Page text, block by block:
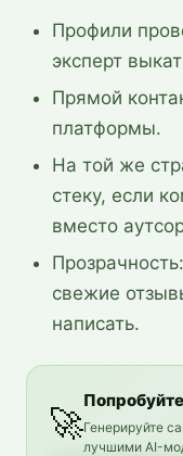
Профили
эксперт
Прямой
платформы.
На той же
стеку, если
вместо
свежие
написать.
🚀Генерируйте
лучшими AI-